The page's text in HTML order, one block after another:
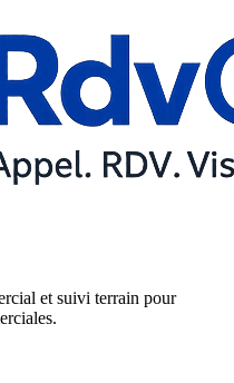
et suivi terrain pour